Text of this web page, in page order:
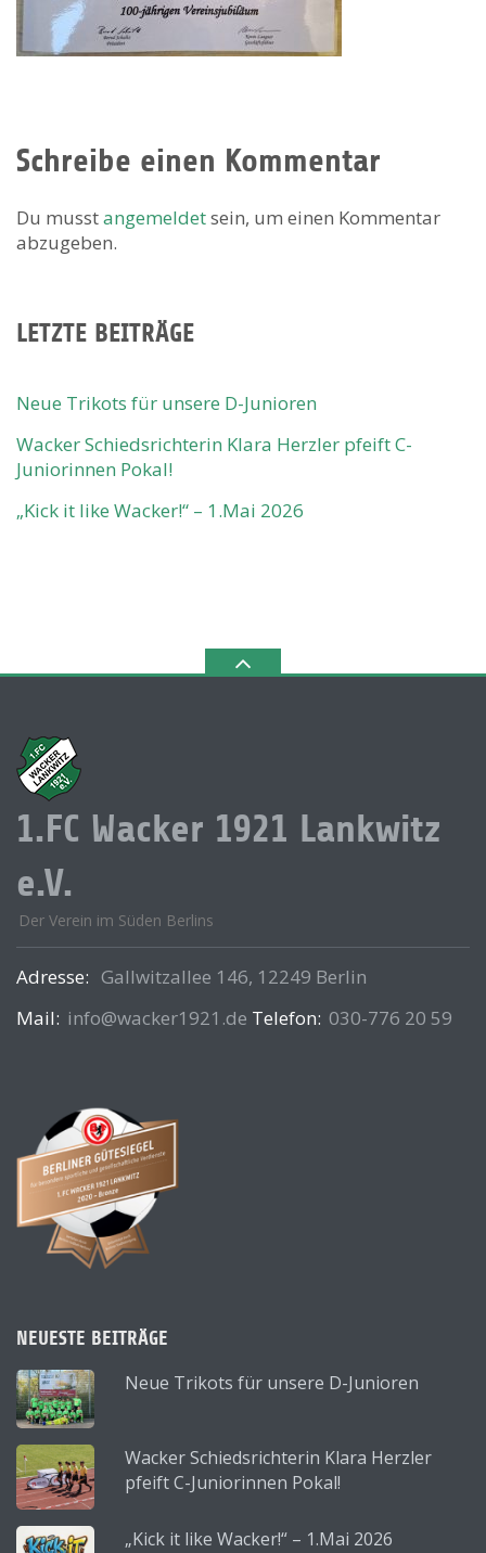
Schreibe einen Kommentar
Du musstangemeldetsein, um einen Kommentar
abzugeben.
LETZTE BEITRÄGE
Neue Trikots für unsere D-Junioren
Wacker Schiedsrichterin Klara Herzler pfeift C-
Juniorinnen Pokal!
„Kick it like Wacker!“ – 1.Mai 2026
1.FC Wacker 1921 Lankwitz
e.V.
Der Verein im Süden Berlins
Adresse: Gallwitzallee 146, 12249 Berlin
Mail: info@wacker1921.de Telefon: 030-776 20 59
NEUESTE BEITRÄGE
Neue Trikots für unsere D-Junioren
Wacker Schiedsrichterin Klara Herzler
pfeift C-Juniorinnen Pokal!
„Kick it like Wacker!“ – 1.Mai 2026